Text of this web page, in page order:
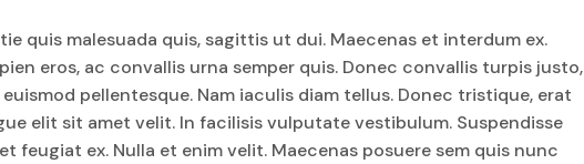
quis malesuada quis, sagittis ut dui. Maecenas et interdum ex.
eros, ac convallis urna semper quis. Donec convallis turpis justo,
pellentesque. Nam iaculis diam tellus. Donec tristique, erat
elit sit amet velit. In facilisis vulputate vestibulum. Suspendisse
ex. Nulla et enim velit. Maecenas posuere sem quis nunc